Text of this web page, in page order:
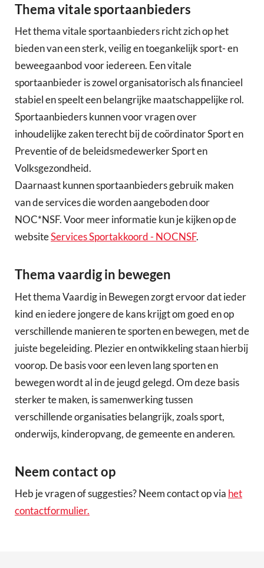
Thema vitale sportaanbieders
Het thema vitale sportaanbieders richt zich op het
bieden van een sterk, veilig en toegankelijk sport- en
beweegaanbod voor iedereen. Een vitale
sportaanbieder is zowel organisatorisch als financieel
stabiel en speelt een belangrijke maatschappelijke rol.
Sportaanbieders kunnen voor vragen over
inhoudelijke zaken terecht bij de coördinator Sport en
Preventie of de beleidsmedewerker Sport en
Volksgezondheid.
Daarnaast kunnen sportaanbieders gebruik maken
van de services die worden aangeboden door
NOC*NSF. Voor meer informatie kun je kijken op de
websiteServices Sportakkoord - NOCNSF.
Thema vaardig in bewegen
Het thema Vaardig in Bewegen zorgt ervoor dat ieder
kind en iedere jongere de kans krijgt om goed en op
verschillende manieren te sporten en bewegen, met de
juiste begeleiding. Plezier en ontwikkeling staan hierbij
voorop. De basis voor een leven lang sporten en
bewegen wordt al in de jeugd gelegd. Om deze basis
sterker te maken, is samenwerking tussen
verschillende organisaties belangrijk, zoals sport,
onderwijs, kinderopvang, de gemeente en anderen.
Neem contact op
Heb je vragen of suggesties? Neem contact op via het
contactformulier.